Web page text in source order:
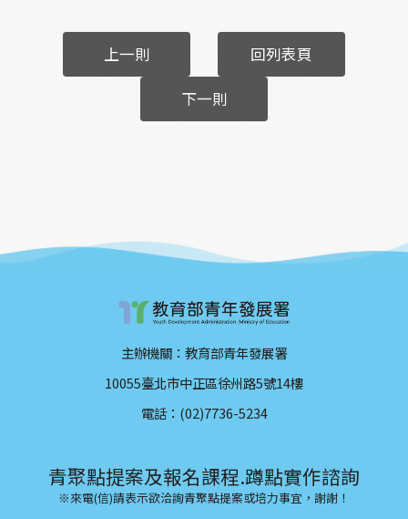
上一則 回列表頁
下一則
主辦機關：教育部青年發展署
10055臺北市中正區徐州路5號14樓
電話：(02)7736-5234
青聚點提案及報名課程.蹲點實作諮詢
※來電(信)請表示欲洽詢青聚點提案或培力事宜，謝謝！